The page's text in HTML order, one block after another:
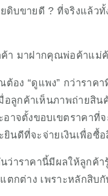
บขายดี ? ที่จริงแล้วทั้
ค้า มาฝากคุณพ่อค้าแม่
อง “ดูแพง” กว่าราค
ลูกค้าเห็นภาพถ่ายสิน
าจตั้งขอบเขตราคาที่
ยินดีที่จะจ่ายเงินเพื่อซื้
ว่าราคานี้มีผลให้ลูกค้า
ตกต่าง เพราะหลักสิบ